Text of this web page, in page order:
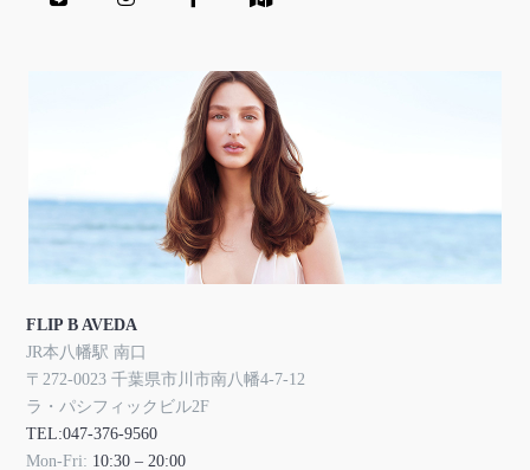
FLIP B AVEDA
JR本八幡駅 南口
〒272-0023 千葉県市川市南八幡4-7-12
ラ・パシフィックビル2F
TEL:047-376-9560
Mon-Fri: 10:30 – 20:00